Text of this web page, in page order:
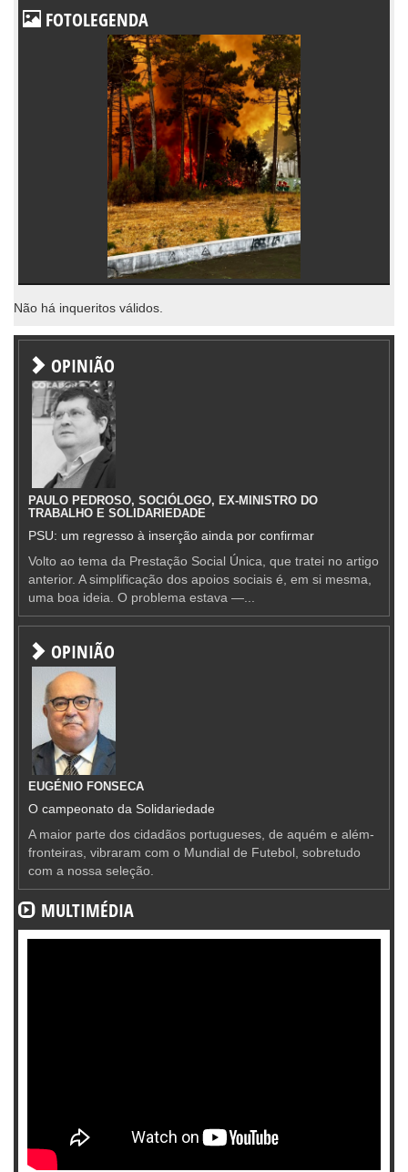
FOTOLEGENDA
Não há inqueritos válidos.
OPINIÃO
PAULO PEDROSO, SOCIÓLOGO, EX-MINISTRO DO
TRABALHO E SOLIDARIEDADE
PSU: um regresso à inserção ainda por confirmar
Volto ao tema da Prestação Social Única, que tratei no artigo
anterior. A simplificação dos apoios sociais é, em si mesma,
uma boa ideia. O problema estava —...
OPINIÃO
EUGÉNIO FONSECA
O campeonato da Solidariedade
A maior parte dos cidadãos portugueses, de aquém e além-
fronteiras, vibraram com o Mundial de Futebol, sobretudo
com a nossa seleção.
MULTIMÉDIA